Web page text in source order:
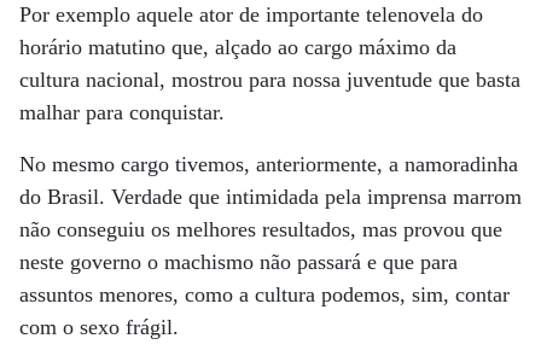
Por exemplo aquele ator de importante telenovela do
horário matutino que, alçado ao cargo máximo da
cultura nacional, mostrou para nossa juventude que basta
malhar para conquistar.
No mesmo cargo tivemos, anteriormente, a namoradinha
do Brasil. Verdade que intimidada pela imprensa marrom
não conseguiu os melhores resultados, mas provou que
neste governo o machismo não passará e que para
assuntos menores, como a cultura podemos, sim, contar
com o sexo frágil.